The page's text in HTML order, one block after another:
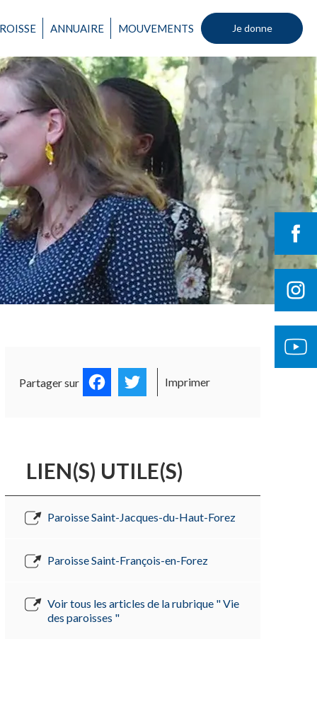
ANNUAIRE MOUVEMENTS Je donne
ÉGLISE
Partager sur FacebookTwitter
Imprimer
LIEN(S) UTILE(S)
Paroisse Saint-Jacques-du-Haut-Forez
Paroisse Saint-François-en-Forez
Voir tous les articles de la rubrique " Vie
des paroisses "